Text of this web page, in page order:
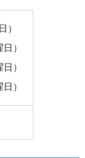
）
）
）
）